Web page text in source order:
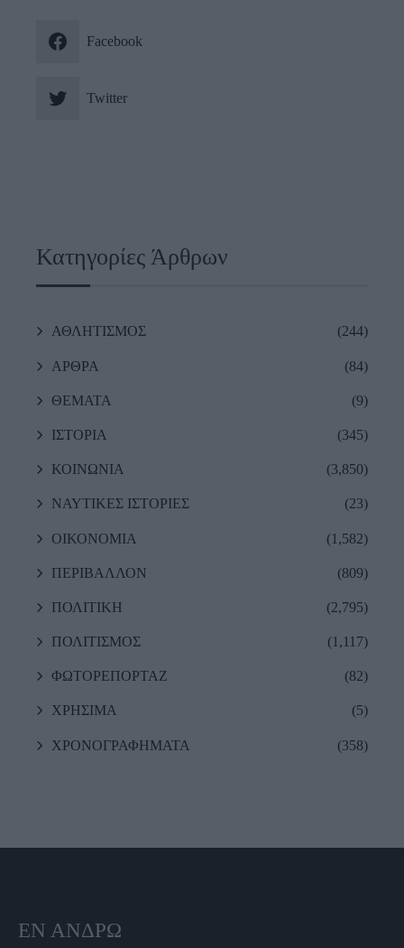
Facebook
Twitter
Κατηγορίες Άρθρων
ΑΘΛΗΤΙΣΜΟΣ (244)
ΑΡΘΡΑ (84)
ΘΕΜΑΤΑ (9)
ΙΣΤΟΡΙΑ (345)
ΚΟΙΝΩΝΙΑ (3,850)
ΝΑΥΤΙΚΕΣ ΙΣΤΟΡΙΕΣ (23)
ΟΙΚΟΝΟΜΙΑ (1,582)
ΠΕΡΙΒΑΛΛΟΝ (809)
ΠΟΛΙΤΙΚΗ (2,795)
ΠΟΛΙΤΙΣΜΟΣ (1,117)
ΦΩΤΟΡΕΠΟΡΤΑΖ (82)
ΧΡΗΣΙΜΑ (5)
ΧΡΟΝΟΓΡΑΦΗΜΑΤΑ (358)
ΕΝ ΆΝΔΡΩ